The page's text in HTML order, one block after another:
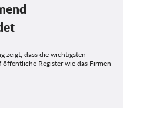
zeigt, dass die wichtigsten
Register wie das Firmen-